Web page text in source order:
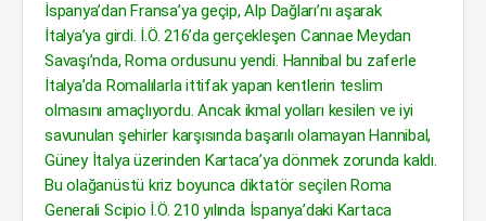
İspanya’dan Fransa’ya geçip, Alp Dağları’nı aşarak
İtalya’ya girdi. İ.Ö. 216’da gerçekleşen Cannae Meydan
Savaşı’nda, Roma ordusunu yendi. Hannibal bu zaferle
İtalya’da Romalılarla ittifak yapan kentlerin teslim
olmasını amaçlıyordu. Ancak ikmal yolları kesilen ve iyi
savunulan şehirler karşısında başarılı olamayan Hannibal,
Güney İtalya üzerinden Kartaca’ya dönmek zorunda kaldı.
Bu olağanüstü kriz boyunca diktatör seçilen Roma
Generali Scipio İ.Ö. 210 yılında İspanya’daki Kartaca